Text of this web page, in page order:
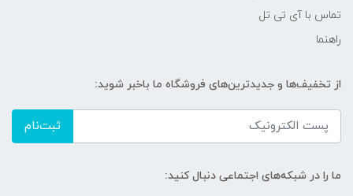
تماس با آی تی تل
راهنما
از تخفیف‌ها و جدیدترین‌های فروشگاه ما باخبر شوید:
ثبت‌نام
ما را در شبکه‌های اجتماعی دنبال کنید: